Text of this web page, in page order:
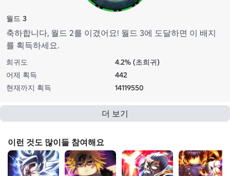
월드 3
축하합니다, 월드 2를 이겼어요! 월드 3에 도달하면 이 배지
를 획득하세요.
희귀도
4.2% (초희귀)
어제 획득
442
현재까지 획득
14119550
더 보기
이런 것도 많이들 참여해요